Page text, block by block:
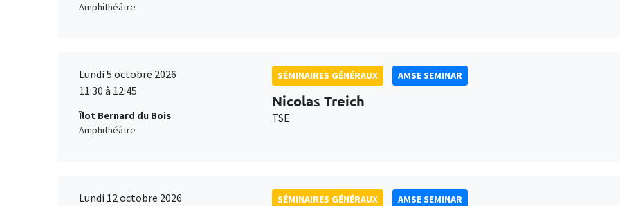
Amphithéâtre
Lundi 5 octobre 2026
11:30 à 12:45
Îlot Bernard du Bois
Amphithéâtre
SÉMINAIRES GÉNÉRAUX AMSE SEMINAR
Nicolas Treich
TSE
Lundi 12 octobre 2026
SÉMINAIRES GÉNÉRAUX AMSE SEMINAR